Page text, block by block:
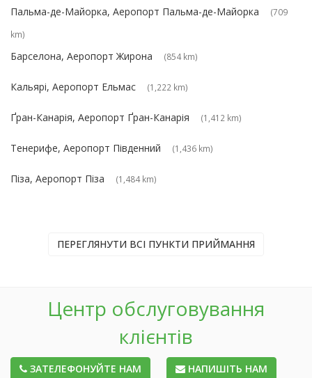
Пальма-де-Майорка, Аеропорт Пальма-де-Майорка
(709
km)
Барселона, Аеропорт Жирона (854 km)
Кальярі, Аеропорт Ельмас (1,222 km)
Ґран-Канарія, Аеропорт Ґран-Канарія (1,412 km)
Тенерифе, Аеропорт Південний (1,436 km)
Піза, Аеропорт Піза (1,484 km)
ПЕРЕГЛЯНУТИ ВСІ ПУНКТИ ПРИЙМАННЯ
Центр обслуговування
клієнтів
ЗАТЕЛЕФОНУЙТЕ НАМ НАПИШІТЬ НАМ